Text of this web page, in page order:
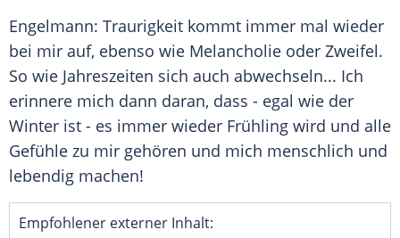
Engelmann: Traurigkeit kommt immer mal wieder
bei mir auf, ebenso wie Melancholie oder Zweifel.
So wie Jahreszeiten sich auch abwechseln... Ich
erinnere mich dann daran, dass - egal wie der
Winter ist - es immer wieder Frühling wird und alle
Gefühle zu mir gehören und mich menschlich und
lebendig machen!
Empfohlener externer Inhalt: